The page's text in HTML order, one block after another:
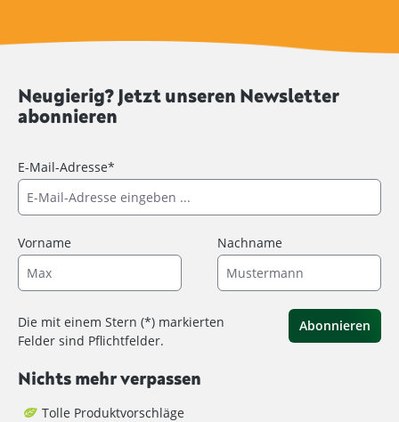
Neugierig? Jetzt unseren Newsletter
abonnieren
E-Mail-Adresse*
Vorname Nachname
Die mit einem Stern (*) markierten
Felder sind Pflichtfelder.
Abonnieren
Nichts mehr verpassen
Tolle Produktvorschläge